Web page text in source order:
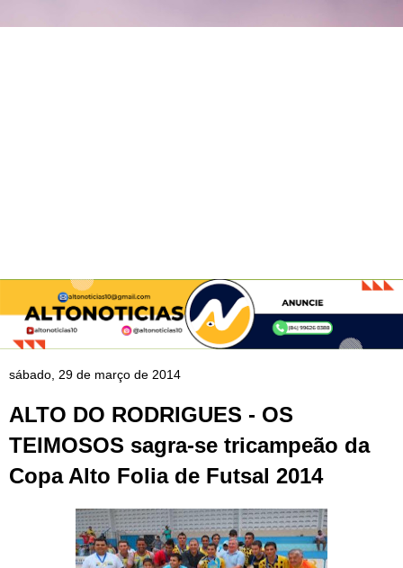
sábado, 29 de março de 2014
ALTO DO RODRIGUES - OS
TEIMOSOS sagra-se tricampeão da
Copa Alto Folia de Futsal 2014